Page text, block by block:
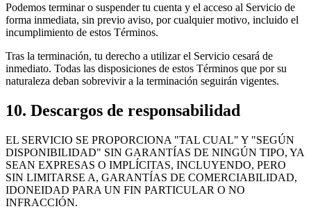
Podemos terminar o suspender tu cuenta y el acceso al Servicio de
forma inmediata, sin previo aviso, por cualquier motivo, incluido el
incumplimiento de estos Términos.
Tras la terminación, tu derecho a utilizar el Servicio cesará de
inmediato. Todas las disposiciones de estos Términos que por su
naturaleza deban sobrevivir a la terminación seguirán vigentes.
10. Descargos de responsabilidad
EL SERVICIO SE PROPORCIONA "TAL CUAL" Y "SEGÚN
DISPONIBILIDAD" SIN GARANTÍAS DE NINGÚN TIPO, YA
SEAN EXPRESAS O IMPLÍCITAS, INCLUYENDO, PERO
SIN LIMITARSE A, GARANTÍAS DE COMERCIABILIDAD,
IDONEIDAD PARA UN FIN PARTICULAR O NO
INFRACCIÓN.